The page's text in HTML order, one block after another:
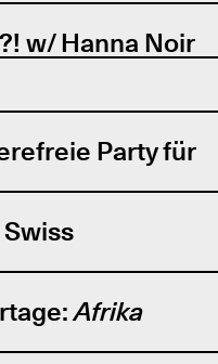
w/ Hanna Noir
Party für
Afrika